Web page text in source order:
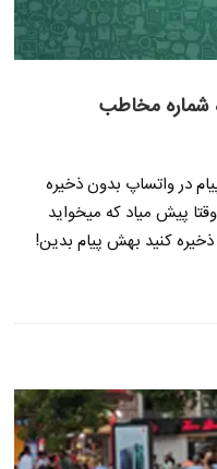
شماره مخاطب
در واتساپ بدون ذخیره
پیش میاد که میخواید
کنید بهش پیام بدین!